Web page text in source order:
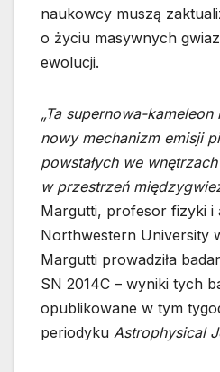
naukowcy muszą
o życiu masywnych
ewolucji.
„Ta supernowa-
nowy mechanizm emisji
powstałych we
w przestrzeń
Margutti, profesor fizyki i
Northwestern University
Margutti prowadziła
SN 2014C – wyniki tych
opublikowane w tym
periodyku Astrophysical